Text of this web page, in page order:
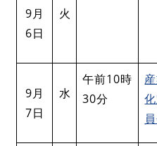
9月
6日
火
9月
7日
水
午前10時
30分